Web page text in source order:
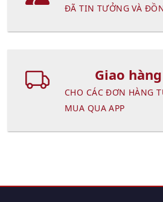
ĐÃ TIN TƯỞNG VÀ
Giao
CHO CÁC ĐƠN HÀNG
MUA QUA APP